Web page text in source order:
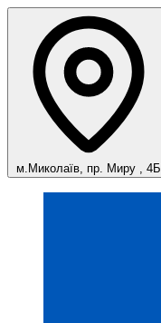
м.Миколаїв, пр. Миру , 4Б